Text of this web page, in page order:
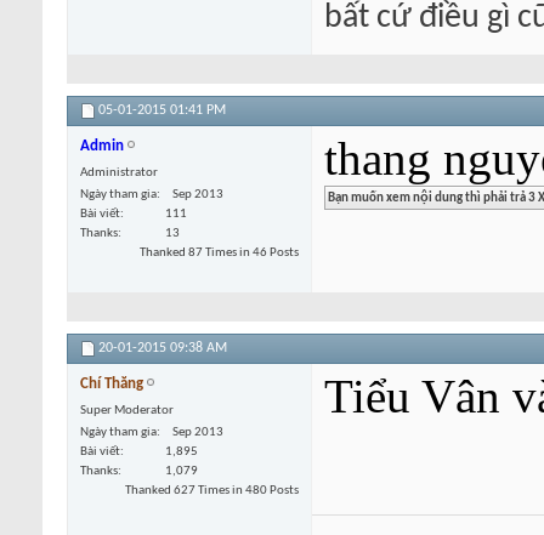
bất cứ điều gì
05-01-2015 01:41 PM
Admin
Administrator
Ngày tham gia
Sep 2013
Bài viết
111
Thanks
13
Thanked 87 Times in 46 Posts
thang
20-01-2015 09:38 AM
Chí Thăng
Super Moderator
Ngày tham gia
Sep 2013
Bài viết
1,895
Thanks
1,079
Thanked 627 Times in 480 Posts
Tiểu Vân